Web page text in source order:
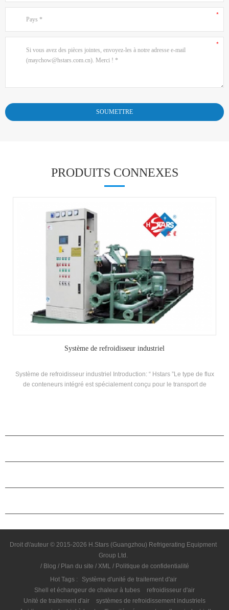
PRODUITS CONNEXES
Système de refroidisseur industriel
Système de refroidisseur industriel Introduction: “ Hstars ”Le type de flux
de conteneurs intégré est spécialement conçu pour le transport de
Droit d\'auteur © 2015-2026 H.Stars (Guangzhou) Refrigerating Equipment
Group Ltd.
/ Blog / Plan du site / XML / Politique de confidentialité
Hot Tags :
Système d'unité de traitement d'air
Shell et échangeur de chaleur à tubes
refroidisseur d'air
Unité de traitement d'air
systèmes de refroidissement industriels